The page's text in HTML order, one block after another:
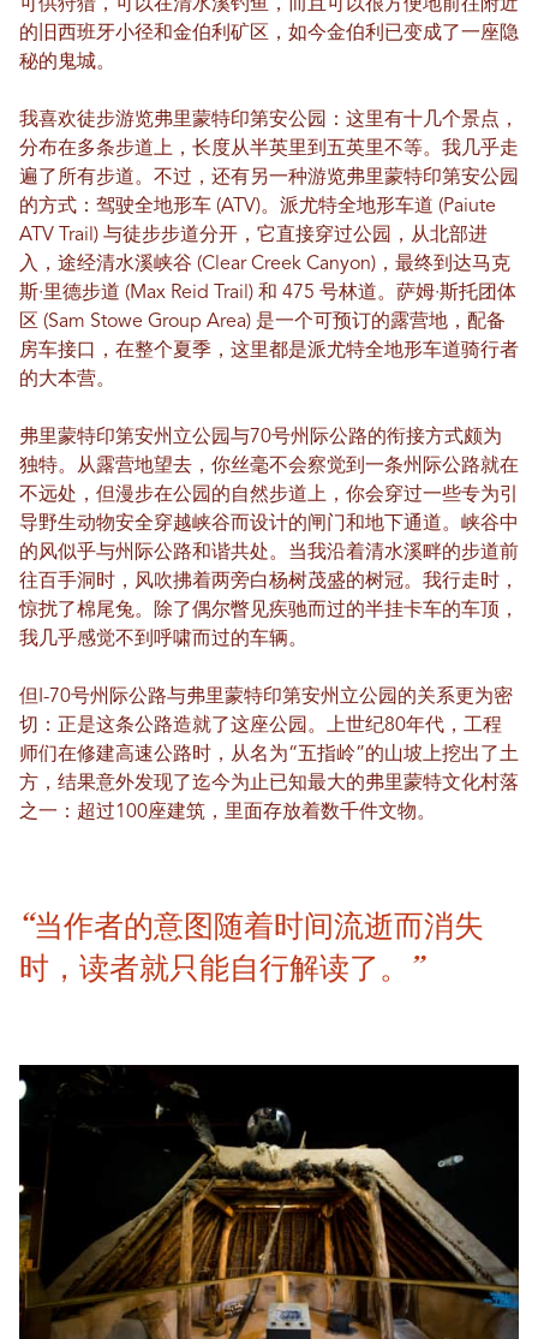
可供狩猎，可以在清水溪钓鱼，而且可以很方便地前往附近
的旧西班牙小径和金伯利矿区，如今金伯利已变成了一座隐
秘的鬼城。
我喜欢徒步游览弗里蒙特印第安公园：这里有十几个景点，
分布在多条步道上，长度从半英里到五英里不等。我几乎走
遍了所有步道。不过，还有另一种游览弗里蒙特印第安公园
的方式：驾驶全地形车 (ATV)。派尤特全地形车道 (Paiute
ATV Trail) 与徒步步道分开，它直接穿过公园，从北部进
入，途经清水溪峡谷 (Clear Creek Canyon)，最终到达马克
斯·里德步道 (Max Reid Trail) 和 475 号林道。萨姆·斯托团体
区 (Sam Stowe Group Area) 是一个可预订的露营地，配备
房车接口，在整个夏季，这里都是派尤特全地形车道骑行者
的大本营。
弗里蒙特印第安州立公园与70号州际公路的衔接方式颇为
独特。从露营地望去，你丝毫不会察觉到一条州际公路就在
不远处，但漫步在公园的自然步道上，你会穿过一些专为引
导野生动物安全穿越峡谷而设计的闸门和地下通道。峡谷中
的风似乎与州际公路和谐共处。当我沿着清水溪畔的步道前
往百手洞时，风吹拂着两旁白杨树茂盛的树冠。我行走时，
惊扰了棉尾兔。除了偶尔瞥见疾驰而过的半挂卡车的车顶，
我几乎感觉不到呼啸而过的车辆。
但I-70号州际公路与弗里蒙特印第安州立公园的关系更为密
切：正是这条公路造就了这座公园。上世纪80年代，工程
师们在修建高速公路时，从名为“五指岭”的山坡上挖出了土
方，结果意外发现了迄今为止已知最大的弗里蒙特文化村落
之一：超过100座建筑，里面存放着数千件文物。
“当作者的意图随着时间流逝而消失
时，读者就只能自行解读了。”